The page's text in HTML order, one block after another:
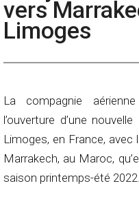
vers
Limoges
La compagnie
l’ouverture d’une
Limoges, en France,
Marrakech, au Maroc,
saison printemps-été 2022.